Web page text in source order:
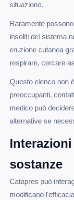
situazione.
Raramente
insoliti del sistema
eruzione cutanea
respirare, cercare
Questo elenco non
preoccupanti,
medico può
alternative se
sostanze
Catapres può
modificano